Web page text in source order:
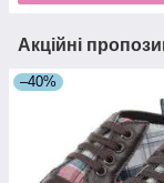
Акційні
–40%